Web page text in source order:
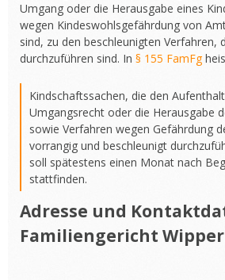
Umgang oder die Herausgabe eines
wegen Kindeswohlsgefährdung von
sind, zu den beschleunigten Verfahren,
durchzuführen sind. In § 155 FamFg
Kindschaftssachen, die den
Umgangsrecht oder die Herausgabe
sowie Verfahren wegen Gefährdung
vorrangig und beschleunigt
soll spätestens einen Monat nach
stattfinden.
Adresse und
Familiengericht